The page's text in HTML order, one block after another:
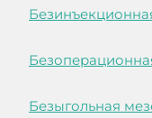
Безыгольная